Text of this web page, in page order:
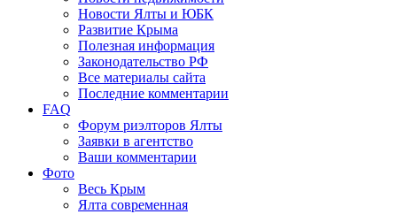
Новости Ялты и ЮБК
Развитие Крыма
Полезная информация
Законодательство РФ
Все материалы сайта
Последние комментарии
FAQ
Форум риэлторов Ялты
Заявки в агентство
Ваши комментарии
Фото
Весь Крым
Ялта современная